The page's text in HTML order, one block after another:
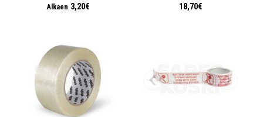
Alkaen 3,20€ 18,70€